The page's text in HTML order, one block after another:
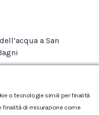
a San
o tecnologie simili per finalità
finalità di misurazione come